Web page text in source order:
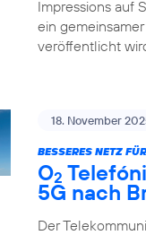
Impressions auf
ein
veröffentlicht
18. November
BESSERES NETZ
O2
5G nach
Der